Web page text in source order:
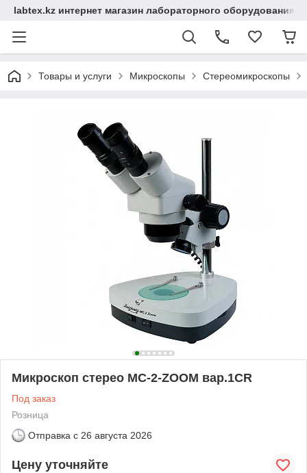
labtex.kz интернет магазин лабораторного оборудования
Товары и услуги Микроскопы Стереомикроскопы
Микроскоп стерео МС-2-ZOOM вар.1CR
Под заказ
Розница
Отправка с 26 августа 2026
Цену уточняйте